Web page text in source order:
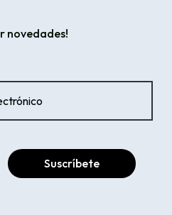
novedades!
Suscríbete